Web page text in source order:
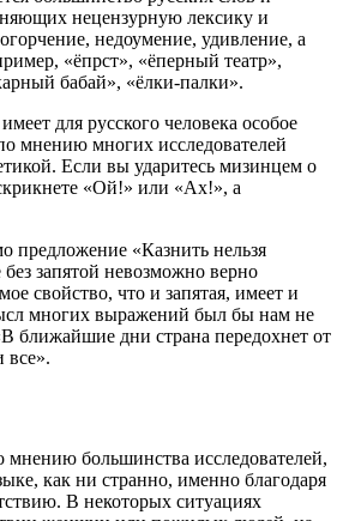
нецензурную лексику и
недоумение, удивление, а
«ёпрст», «ёперный театр»,
бабай», «ёлки-палки».
для русского человека особое
мнению многих исследователей
Если вы ударитесь мизинцем о
«Ой!» или «Ах!», а
предложение «Казнить нельзя
запятой невозможно верно
свойство, что и запятая, имеет и
многих выражений был бы нам не
ближайшие дни страна передохнет от
все».
большинства исследователей,
как ни странно, именно благодаря
В некоторых ситуациях